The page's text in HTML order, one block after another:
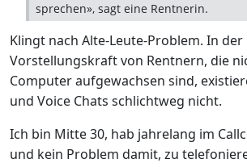
sprechen», sagt eine Rentnerin.
Klingt nach Alte-Leute-Problem. In der
Vorstellungskraft von Rentnern, die
Computer aufgewachsen sind,
und Voice Chats schlichtweg nicht.
Ich bin Mitte 30, hab jahrelang im
und kein Problem damit, zu